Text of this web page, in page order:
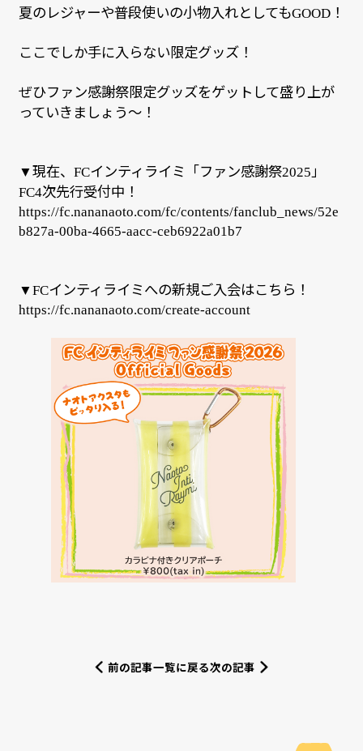
夏のレジャーや普段使いの小物入れとしてもGOOD！
ここでしか手に入らない限定グッズ！
ぜひファン感謝祭限定グッズをゲットして盛り上が
っていきましょう～！
▼現在、 FCインティライミ「ファン感謝祭2025 」
FC4次先行受付中！
https://fc.nananaoto.com/fc/contents/fanclub_news/52e
b827a-00ba-4665-aacc-ceb6922a01b7
▼FCインティライミへの新規ご入会はこちら！
https://fc.nananaoto.com/create-account
前の記事一覧に戻る次の記事